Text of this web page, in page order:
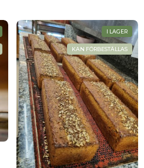
KAN FÖRBESTÄLLAS
I LAGER